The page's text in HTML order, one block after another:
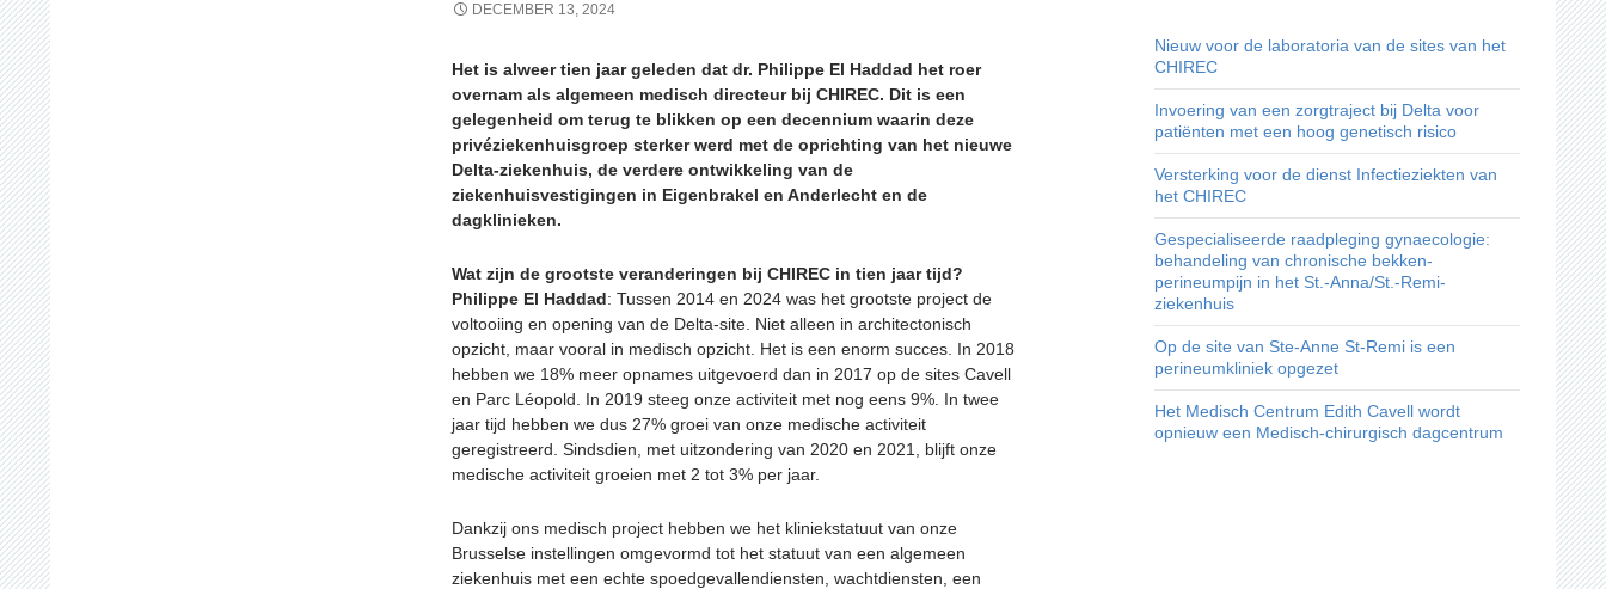
DECEMBER 13, 2024
Het is alweer tien jaar geleden dat dr. Philippe El Haddad het roer
overnam als algemeen medisch directeur bij CHIREC. Dit is een
gelegenheid om terug te blikken op een decennium waarin deze
privéziekenhuisgroep sterker werd met de oprichting van het nieuwe
Delta-ziekenhuis, de verdere ontwikkeling van de
ziekenhuisvestigingen in Eigenbrakel en Anderlecht en de
dagklinieken.
Wat zijn de grootste veranderingen bij CHIREC in tien jaar tijd?
Philippe El Haddad: Tussen 2014 en 2024 was het grootste project de
voltooiing en opening van de Delta-site. Niet alleen in architectonisch
opzicht, maar vooral in medisch opzicht. Het is een enorm succes. In 2018
hebben we 18% meer opnames uitgevoerd dan in 2017 op de sites Cavell
en Parc Léopold. In 2019 steeg onze activiteit met nog eens 9%. In twee
jaar tijd hebben we dus 27% groei van onze medische activiteit
geregistreerd. Sindsdien, met uitzondering van 2020 en 2021, blijft onze
medische activiteit groeien met 2 tot 3% per jaar.
Dankzij ons medisch project hebben we het kliniekstatuut van onze
Brusselse instellingen omgevormd tot het statuut van een algemeen
ziekenhuis met een echte spoedgevallendiensten, wachtdiensten, een
Nieuw voor de laboratoria van de sites van het
CHIREC
Invoering van een zorgtraject bij Delta voor
patiënten met een hoog genetisch risico
Versterking voor de dienst Infectieziekten van
het CHIREC
Gespecialiseerde raadpleging gynaecologie:
behandeling van chronische bekken-
perineumpijn in het St.-Anna/St.-Remi-
ziekenhuis
Op de site van Ste-Anne St-Remi is een
perineumkliniek opgezet
Het Medisch Centrum Edith Cavell wordt
opnieuw een Medisch-chirurgisch dagcentrum